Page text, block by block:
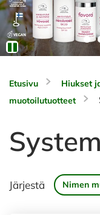
Etusivu Hiukset
muotoilutuotteet
Järjestä Nimen